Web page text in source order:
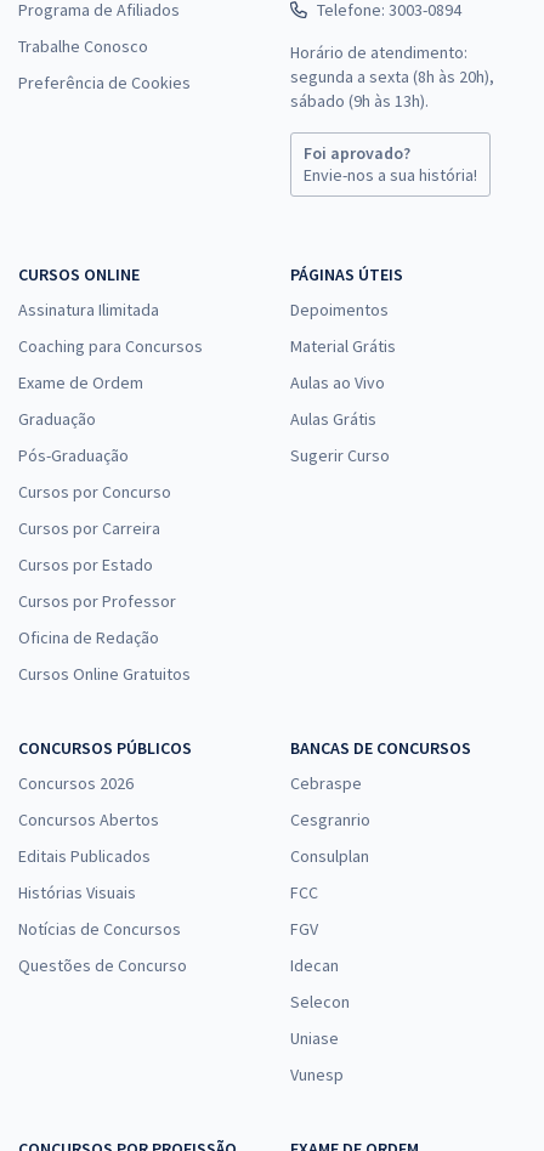
Programa de Afiliados
Trabalhe Conosco
Preferência de Cookies
Telefone: 3003-0894
Horário de atendimento:
segunda a sexta (8h às 20h),
sábado (9h às 13h).
Foi aprovado?
Envie-nos a sua história!
CURSOS ONLINE
Assinatura Ilimitada
Coaching para Concursos
Exame de Ordem
Graduação
Pós-Graduação
Cursos por Concurso
Cursos por Carreira
Cursos por Estado
Cursos por Professor
Oficina de Redação
Cursos Online Gratuitos
PÁGINAS ÚTEIS
Depoimentos
Material Grátis
Aulas ao Vivo
Aulas Grátis
Sugerir Curso
CONCURSOS PÚBLICOS
Concursos 2026
Concursos Abertos
Editais Publicados
Histórias Visuais
Notícias de Concursos
Questões de Concurso
BANCAS DE CONCURSOS
Cebraspe
Cesgranrio
Consulplan
FCC
FGV
Idecan
Selecon
Uniase
Vunesp